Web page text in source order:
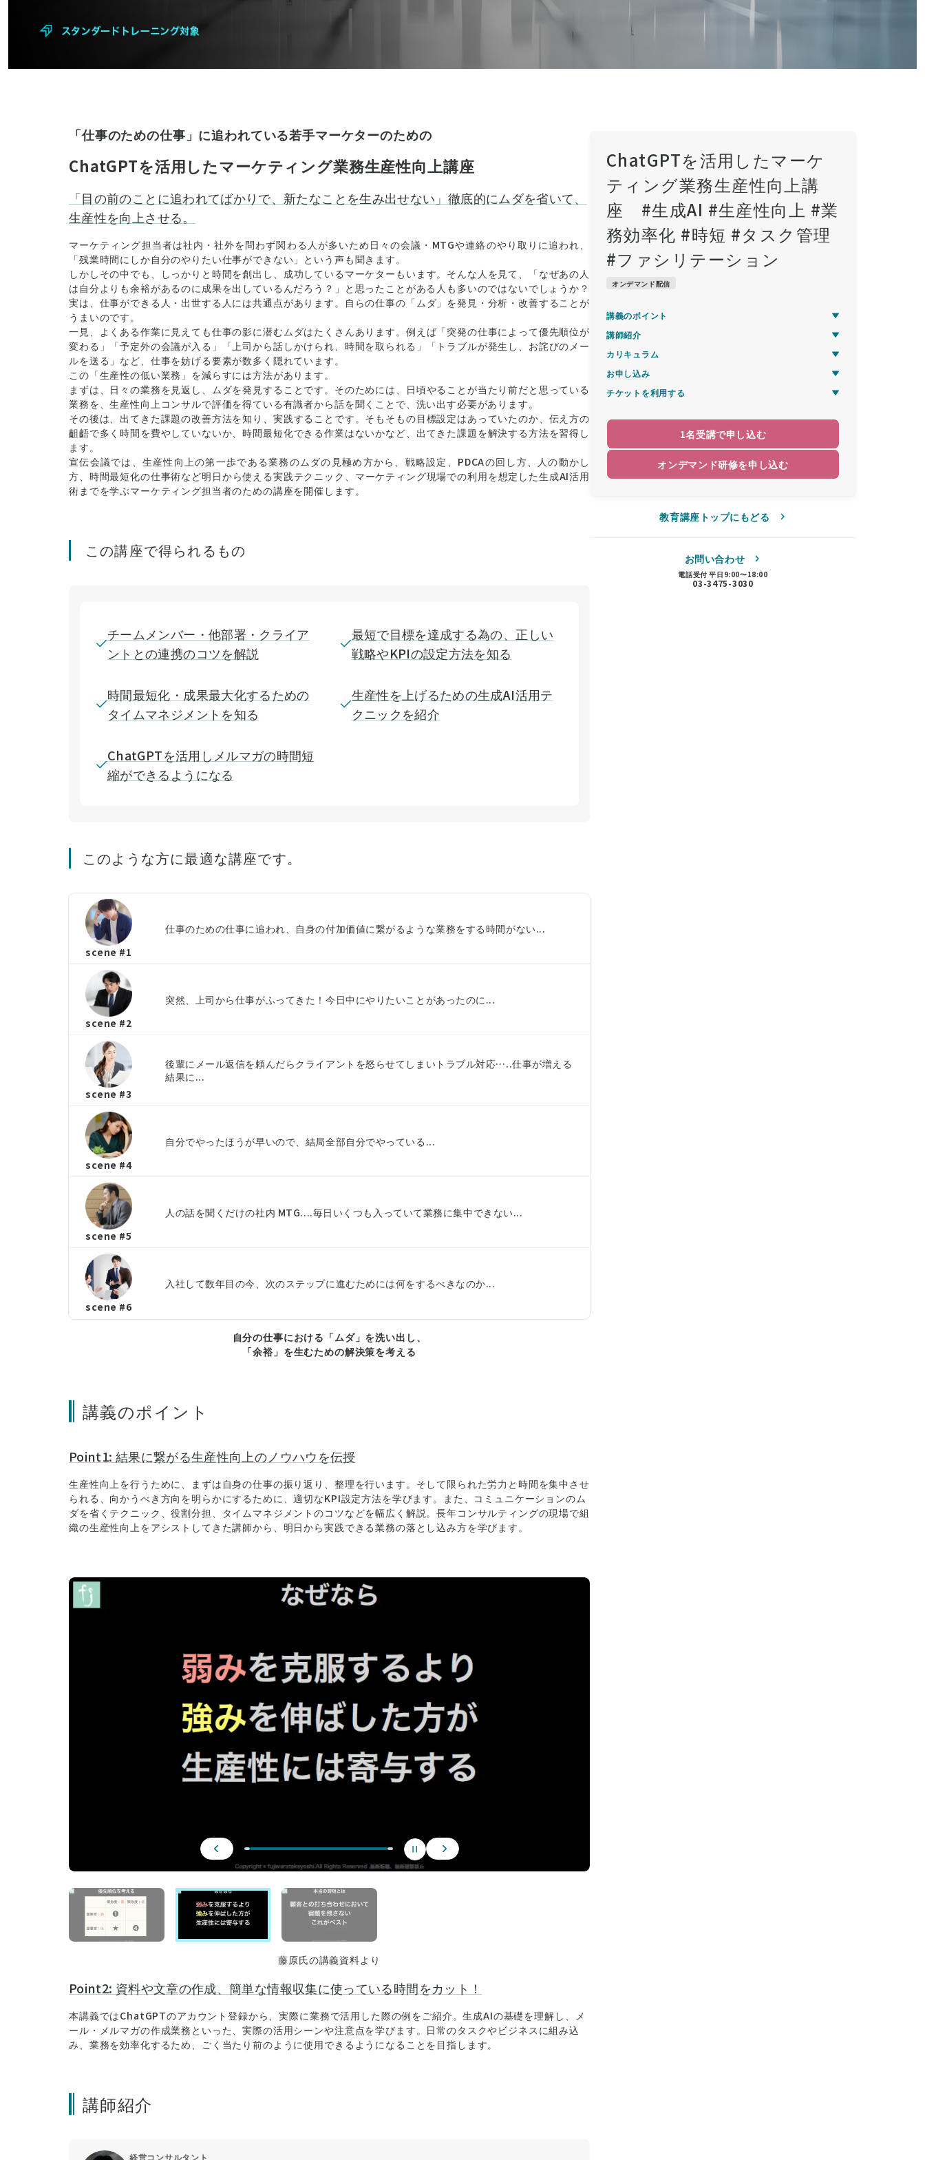
「仕事のための仕事」に追われている若手マーケターのための
ChatGPTを活用したマーケティング業務生産性向上講座
「目の前のことに追われてばかりで、新たなことを生み出せない」徹底的にムダを省いて、
生産性を向上させる。
マーケティング担当者は社内・社外を問わず関わる人が多いため日々の会議・MTGや連絡のやり取りに追われ、
「残業時間にしか自分のやりたい仕事ができない」という声も聞きます。
しかしその中でも、しっかりと時間を創出し、成功しているマーケターもいます。そんな人を見て、「なぜあの人
は自分よりも余裕があるのに成果を出しているんだろう？」と思ったことがある人も多いのではないでしょうか？
実は、仕事ができる人・出世する人には共通点があります。自らの仕事の「ムダ」を発見・分析・改善することが
うまいのです。
一見、よくある作業に見えても仕事の影に潜むムダはたくさんあります。例えば「突発の仕事によって優先順位が
変わる」「予定外の会議が入る」「上司から話しかけられ、時間を取られる」「トラブルが発生し、お詫びのメー
ルを送る」など、仕事を妨げる要素が数多く隠れています。
この「生産性の低い業務」を減らすには方法があります。
まずは、日々の業務を見返し、ムダを発見することです。そのためには、日頃やることが当たり前だと思っている
業務を、生産性向上コンサルで評価を得ている有識者から話を聞くことで、洗い出す必要があります。
その後は、出てきた課題の改善方法を知り、実践することです。そもそもの目標設定はあっていたのか、伝え方の
齟齬で多く時間を費やしていないか、時間最短化できる作業はないかなど、出てきた課題を解決する方法を習得し
ます。
宣伝会議では、生産性向上の第一歩である業務のムダの見極め方から、戦略設定、PDCAの回し方、人の動かし
方、時間最短化の仕事術など明日から使える実践テクニック、マーケティング現場での利用を想定した生成AI活用
術までを学ぶマーケティング担当者のための講座を開催します。
この講座で得られるもの
チームメンバー・他部署・クライア
ントとの連携のコツを解説
最短で目標を達成する為の、正しい
戦略やKPIの設定方法を知る
時間最短化・成果最大化するための
タイムマネジメントを知る
生産性を上げるための生成AI活用テ
クニックを紹介
ChatGPTを活用しメルマガの時間短
縮ができるようになる
このような方に最適な講座です。
scene #1
仕事のための仕事に追われ、自身の付加価値に繋がるような業務をする時間がない...
scene #2
突然、上司から仕事がふってきた！今日中にやりたいことがあったのに...
scene #3
後輩にメール返信を頼んだらクライアントを怒らせてしまいトラブル対応…..仕事が増える
結果に...
scene #4
自分でやったほうが早いので、結局全部自分でやっている...
scene #5
人の話を聞くだけの社内 MTG....毎日いくつも入っていて業務に集中できない...
scene #6
入社して数年目の今、次のステップに進むためには何をするべきなのか...
自分の仕事における「ムダ」を洗い出し、
「余裕」を生むための解決策を考える
講義のポイント
Point1: 結果に繋がる生産性向上のノウハウを伝授
生産性向上を行うために、まずは自身の仕事の振り返り、整理を行います。そして限られた労力と時間を集中させ
られる、向かうべき方向を明らかにするために、適切なKPI設定方法を学びます。また、コミュニケーションのム
ダを省くテクニック、役割分担、タイムマネジメントのコツなどを幅広く解説。長年コンサルティングの現場で組
織の生産性向上をアシストしてきた講師から、明日から実践できる業務の落とし込み方を学びます。
藤原氏の講義資料より
Point2: 資料や⽂章の作成、簡単な情報収集に使っている時間をカット！​
本講義ではChatGPTのアカウント登録から、実際に業務で活用した際の例をご紹介。⽣成AIの基礎を理解し、メ
ール・メルマガの作成業務といった、実際の活⽤シーンや注意点を学びます。⽇常のタスクやビジネスに組み込
み、業務を効率化するため、ごく当たり前のように使⽤できるようになることを目指します。
講師紹介
経営コンサルタント
ChatGPTを活用したマーケ
ティング業務生産性向上講
座 #生成AI #生産性向上 #業
務効率化 #時短 #タスク管理
#ファシリテーション
オンデマンド配信
講義のポイント
講師紹介
カリキュラム
お申し込み
チケットを利用する
1名受講で申し込む
オンデマンド研修を申し込む
教育講座トップにもどる
お問い合わせ
電話受付 平日9:00〜18:00
03-3475-3030